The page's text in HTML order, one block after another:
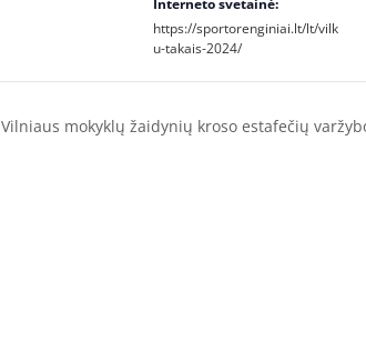
Interneto svetainė:
https://sportorenginiai.lt/lt/vilk
u-takais-2024/
Vilniaus mokyklų žaidynių kroso estafečių